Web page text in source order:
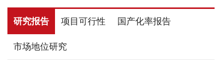
研究报告 项目可行性 国产化率报告
市场地位研究